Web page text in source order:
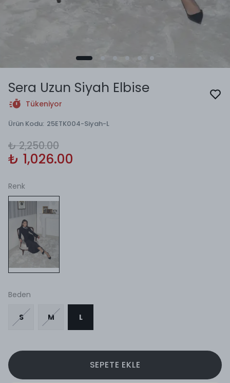
Sera Uzun Siyah Elbise
Tükeniyor
Ürün Kodu: 25ETK004-Siyah-L
₺ 2,250.00
₺ 1,026.00
Renk
Beden
S M L
SEPETE EKLE